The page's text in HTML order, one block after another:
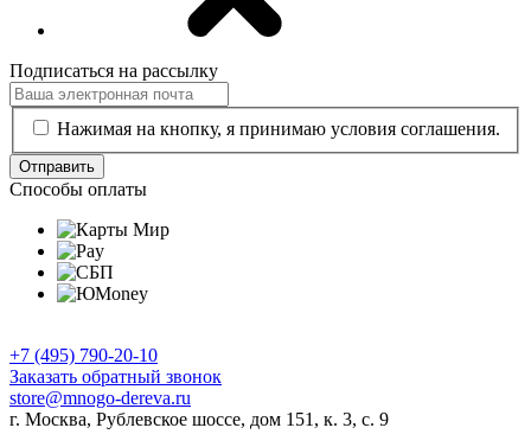
Подписаться на рассылку
Нажимая на кнопку, я принимаю условия соглашения.
Отправить
Способы оплаты
+7 (495) 790-20-10
Заказать обратный звонок
store@mnogo-dereva.ru
г. Москва, Рублевское шоссе, дом 151, к. 3, с. 9